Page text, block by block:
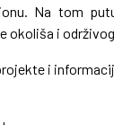
Na tom
okoliša i
i